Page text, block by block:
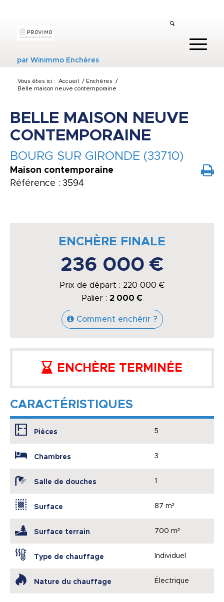
parWinimmo Enchères
Vous êtes ici : Accueil / Enchères
/
Belle maison neuve contemporaine
BELLE MAISON NEUVE
CONTEMPORAINE
BOURG SUR GIRONDE (33710)
Maison contemporaine
Référence : 3594
ENCHÈRE FINALE
236 000 €
Prix de départ : 220 000 €
Palier : 2 000 €
Comment enchérir ?
ENCHÈRE TERMINÉE
CARACTÉRISTIQUES
Pièces 5
Chambres 3
Salle de douches 1
Surface 87 m²
Surface terrain 700 m²
Type de chauffage Individuel
Nature du chauffage Électrique